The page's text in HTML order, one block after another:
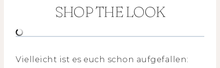
SHOP THE LOOK
Vielleicht ist es euch schon aufgefallen: